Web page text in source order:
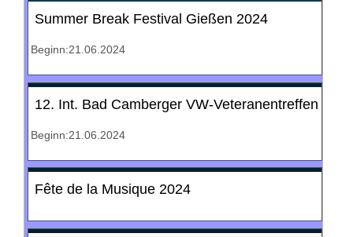
Summer Break Festival Gießen 2024
Beginn:21.06.2024
12. Int. Bad Camberger VW-Veteranentreffen
Beginn:21.06.2024
Fête de la Musique 2024